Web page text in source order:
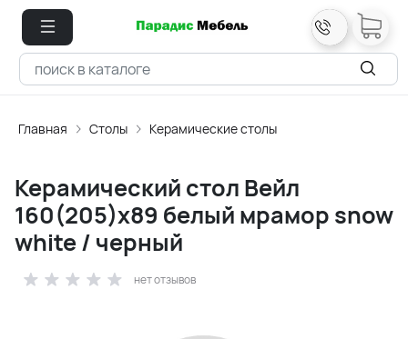
Главная Столы Керамические столы
Керамический стол Вейл
160(205)х89 белый мрамор snow
white / черный
нет отзывов